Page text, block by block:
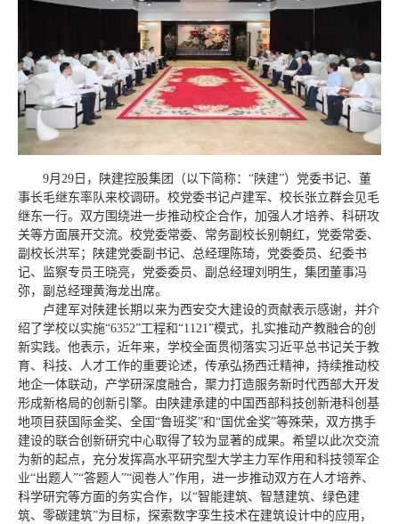
9月29日，陕建控股集团（以下简称：“陕建”）党委书记、董
事长毛继东率队来校调研。校党委书记卢建军、校长张立群会见毛
继东一行。双方围绕进一步推动校企合作，加强人才培养、科研攻
关等方面展开交流。校党委常委、常务副校长别朝红，党委常委、
副校长洪军；陕建党委副书记、总经理陈琦，党委委员、纪委书
记、监察专员王晓亮，党委委员、副总经理刘明生，集团董事冯
弥，副总经理黄海龙出席。
卢建军对陕建长期以来为西安交大建设的贡献表示感谢，并介
绍了学校以实施“6352”工程和“1121”模式，扎实推动产教融合的创
新实践。他表示，近年来，学校全面贯彻落实习近平总书记关于教
育、科技、人才工作的重要论述，传承弘扬西迁精神，持续推动校
地企一体联动，产学研深度融合，聚力打造服务新时代西部大开发
形成新格局的创新引擎。由陕建承建的中国西部科技创新港科创基
地项目获国际金奖、全国“鲁班奖”和“国优金奖”等殊荣，双方携手
建设的联合创新研究中心取得了较为显著的成果。希望以此次交流
为新的起点，充分发挥高水平研究型大学主力军作用和科技领军企
业“出题人”“答题人”“阅卷人”作用，进一步推动双方在人才培养、
科学研究等方面的务实合作，以“智能建筑、智慧建筑、绿色建
筑、零碳建筑”为目标，探索数字孪生技术在建筑设计中的应用，